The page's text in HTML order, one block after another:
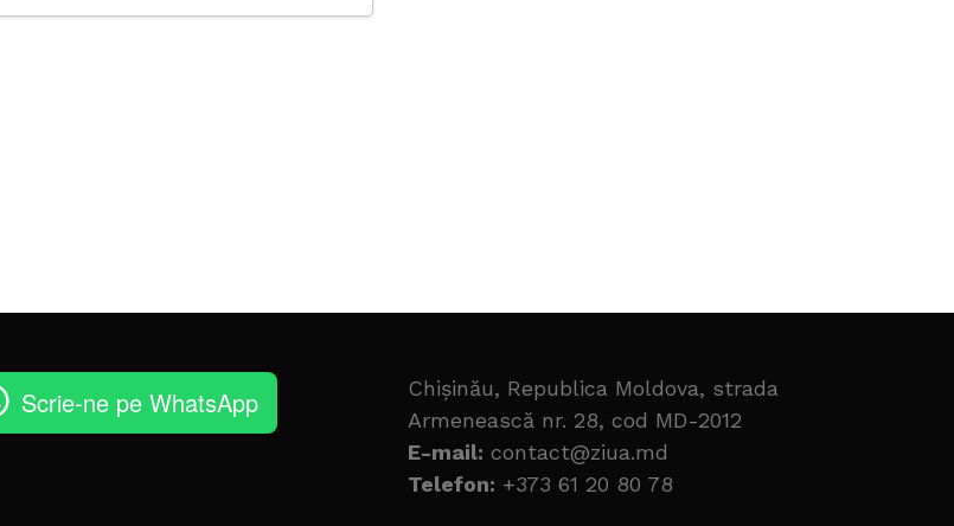
Scrie-ne pe WhatsApp
Chișinău, Republica Moldova, strada
Armenească nr. 28, cod MD-2012
E-mail: contact@ziua.md
Telefon: +373 61 20 80 78